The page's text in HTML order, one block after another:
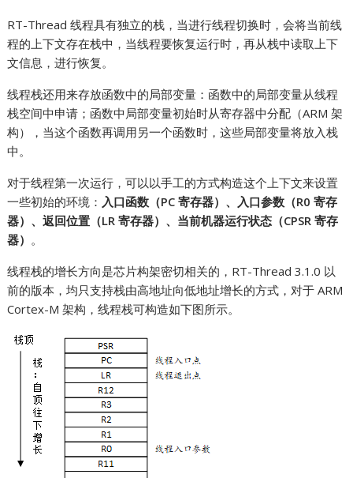
RT-Thread 线程具有独立的栈，当进行线程切换时，会将当前线
程的上下文存在栈中，当线程要恢复运行时，再从栈中读取上下
文信息，进行恢复。
线程栈还用来存放函数中的局部变量：函数中的局部变量从线程
栈空间中申请；函数中局部变量初始时从寄存器中分配（ARM 架
构），当这个函数再调用另一个函数时，这些局部变量将放入栈
中。
对于线程第一次运行，可以以手工的方式构造这个上下文来设置
一些初始的环境： 入口函数（PC 寄存器）、入口参数（R0 寄存
器）、返回位置（LR 寄存器）、当前机器运行状态（CPSR 寄存
器） 。
线程栈的增长方向是芯片构架密切相关的，RT-Thread 3.1.0 以
前的版本，均只支持栈由高地址向低地址增长的方式，对于 ARM
Cortex-M 架构，线程栈可构造如下图所示。